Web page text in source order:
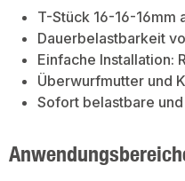
T-Stück 16-16-16mm
Dauerbelastbarkeit
Einfache Installation:
Überwurfmutter und
Sofort belastbare